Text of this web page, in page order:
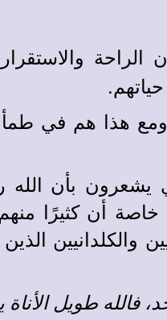
هذا هم في
يشعرون بأن
خاصة أن كثيرًا
والكلدانيين
فالله طويل